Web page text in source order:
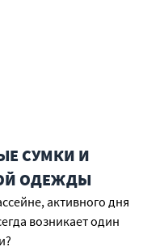
СУМКИ И
ОДЕЖДЫ
активного дня
возникает один